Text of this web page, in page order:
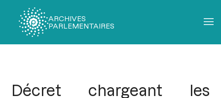
ARCHIVES
PARLEMENTAIRES
Décret chargeant les